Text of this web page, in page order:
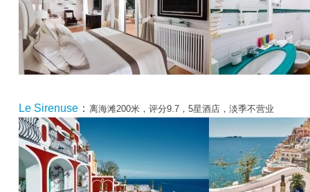
Le Sirenuse ： 离海滩200米，评分9.7，5星酒店，淡季不营业